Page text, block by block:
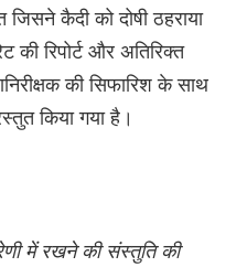
कैदी को दोषी ठहराया
की रिपोर्ट और अतिरिक्त
की सिफारिश के साथ
किया गया है।
में रखने की संस्तुति की